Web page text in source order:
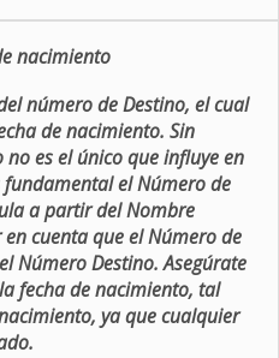
nacimiento
número de Destino, el cual
de nacimiento. Sin
es el único que influye en
el Número de
a partir del Nombre
cuenta que el Número de
Número Destino. Asegúrate
fecha de nacimiento, tal
ya que cualquier